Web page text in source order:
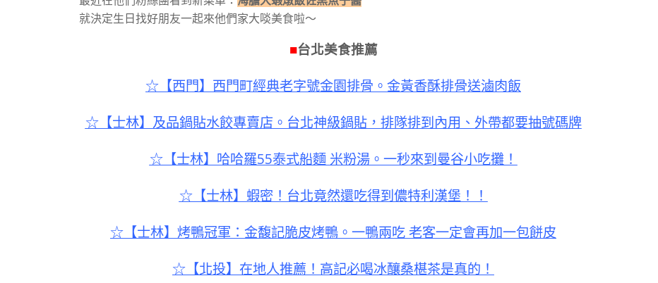
就決定生日找好朋友一起來他們家大啖美食啦～
■台北美食推薦
☆【西門】西門町經典老字號金園排骨。金黃香酥排骨送滷肉飯
☆【士林】及品鍋貼水餃專賣店。台北神級鍋貼，排隊排到內用、外帶都要抽號碼牌
☆【士林】哈哈羅55泰式船麵 米粉湯。一秒來到曼谷小吃攤！
☆【士林】蝦密！台北竟然還吃得到儂特利漢堡！！
☆【士林】烤鴨冠軍：金馥記脆皮烤鴨。一鴨兩吃 老客一定會再加一包餅皮
☆【北投】在地人推薦！高記必喝冰釀桑椹茶是真的！